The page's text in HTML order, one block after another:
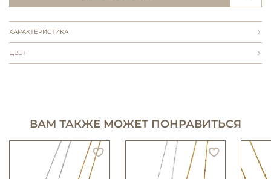
ХАРАКТЕРИСТИКА
ЦВЕТ
ВАМ ТАКЖЕ МОЖЕТ ПОНРАВИТЬСЯ